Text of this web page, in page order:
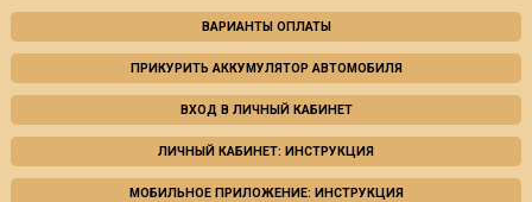
ВАРИАНТЫ ОПЛАТЫ
ПРИКУРИТЬ АККУМУЛЯТОР АВТОМОБИЛЯ
ВХОД В ЛИЧНЫЙ КАБИНЕТ
ЛИЧНЫЙ КАБИНЕТ: ИНСТРУКЦИЯ
МОБИЛЬНОЕ ПРИЛОЖЕНИЕ: ИНСТРУКЦИЯ